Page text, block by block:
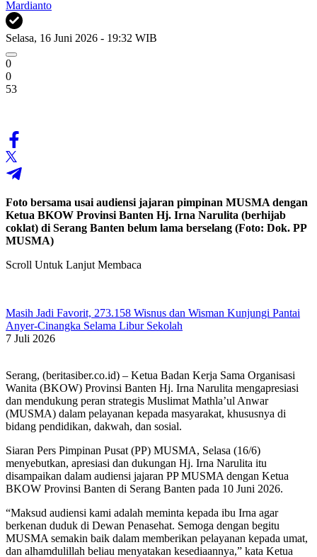
Mardianto
Selasa, 16 Juni 2026 - 19:32 WIB
0
0
53
Foto bersama usai audiensi jajaran pimpinan MUSMA dengan
Ketua BKOW Provinsi Banten Hj. Irna Narulita (berhijab
coklat) di Serang Banten belum lama berselang (Foto: Dok. PP
MUSMA)
Scroll Untuk Lanjut Membaca
Masih Jadi Favorit, 273.158 Wisnus dan Wisman Kunjungi Pantai
Anyer-Cinangka Selama Libur Sekolah
7 Juli 2026
Serang, (beritasiber.co.id) – Ketua Badan Kerja Sama Organisasi
Wanita (BKOW) Provinsi Banten Hj. Irna Narulita mengapresiasi
dan mendukung peran strategis Muslimat Mathla’ul Anwar
(MUSMA) dalam pelayanan kepada masyarakat, khususnya di
bidang pendidikan, dakwah, dan sosial.
Siaran Pers Pimpinan Pusat (PP) MUSMA, Selasa (16/6)
menyebutkan, apresiasi dan dukungan Hj. Irna Narulita itu
disampaikan dalam audiensi jajaran PP MUSMA dengan Ketua
BKOW Provinsi Banten di Serang Banten pada 10 Juni 2026.
“Maksud audiensi kami adalah meminta kepada ibu Irna agar
berkenan duduk di Dewan Penasehat. Semoga dengan begitu
MUSMA semakin baik dalam memberikan pelayanan kepada umat,
dan alhamdulillah beliau menyatakan kesediaannya,” kata Ketua